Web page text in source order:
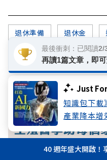
Just
知識包下載
產業降本增
退休準備 退休金
超高齡 孤獨
40 週年盛大開啟！
最後衝刺：已閱讀2/
再讀1篇文章，即可